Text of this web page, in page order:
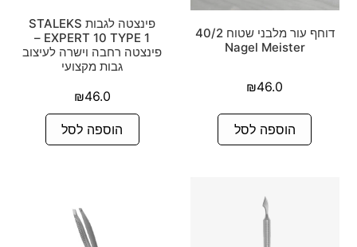
דוחף עור מלבני שטוח 40/2
Nagel Meister
₪46.0
הוספה לסל
פינצטה לגבות STALEKS
EXPERT 10 TYPE 1 –
פינצטה רחבה וישרה לעיצוב
גבות מקצועי
₪46.0
הוספה לסל